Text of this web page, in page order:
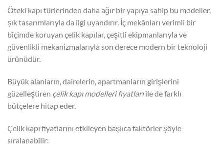
Öteki kapı türlerinden daha ağır bir yapıya sahip bu modeller,
şık tasarımlarıyla da ilgi uyandırır. İç mekânları verimli bir
biçimde koruyan çelik kapılar, çeşitli ekipmanlarıyla ve
güvenlikli mekanizmalarıyla son derece modern bir teknoloji
ürünüdür.
Büyük alanların, dairelerin, apartmanların girişlerini
güzelleştiren çelik kapı modelleri fiyatlarıile de farklı
bütçelere hitap eder.
Çelik kapı fiyatlarını etkileyen başlıca faktörler şöyle
sıralanabilir: